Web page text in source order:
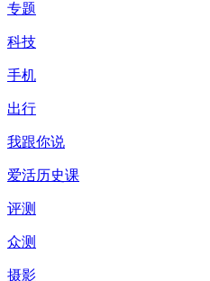
专题
科技
手机
出行
我跟你说
爱活历史课
评测
众测
摄影